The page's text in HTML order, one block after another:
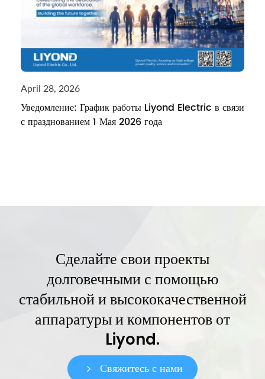
April 28, 2026
Уведомление: График работы Liyond Electric в связи
с празднованием 1 Мая 2026 года
Сделайте свои проекты
долговечными с помощью
стабильной и высококачественной
аппаратуры и компонентов от
Liyond.
Свяжитесь с нами